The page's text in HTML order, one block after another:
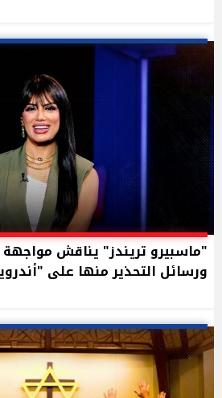
"ماسبيرو تريندز" يناقش مواجهة
ورسائل التحذير منها على